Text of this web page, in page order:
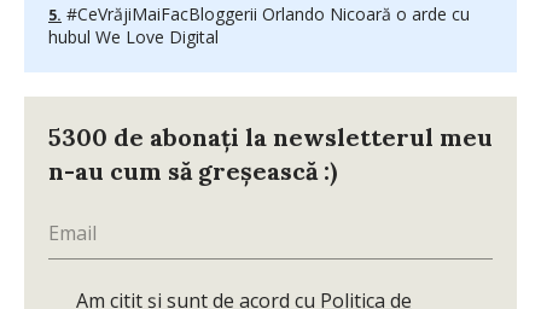
#CeVrăjiMaiFacBloggerii Orlando Nicoară o arde cu
hubul We Love Digital
5300 de abonați la newsletterul meu
n-au cum să greșească :)
Am citit și sunt de acord cu Politica de